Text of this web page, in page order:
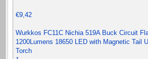
€9,42
Wurkkos FC11C Nichia 519A Buck Circuit
1200Lumens 18650 LED with Magnetic Tail
Torch